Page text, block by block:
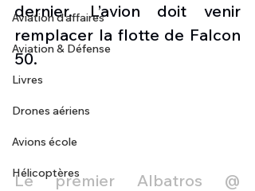
Aviation d'affaires
Aviation & Défense
Livres
Drones aériens
Avions école
Hélicoptères
dernier. L’avion doit venir
remplacer la flotte de Falcon
50.
Le premier Albatros @